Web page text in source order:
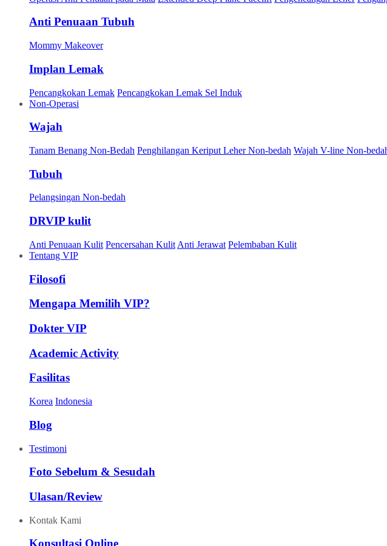
Anti Penuaan Tubuh
Mommy Makeover
Implan Lemak
Pencangkokan Lemak Pencangkokan Lemak Sel Induk
Non-Operasi
Wajah
Tanam Benang Non-Bedah Penghilangan Keriput Leher Non-bedah Wajah V-line Non-
Tubuh
Pelangsingan Non-bedah
DRVIP kulit
Anti Penuaan Kulit Pencersahan Kulit Anti Jerawat Pelembaban Kulit
Tentang VIP
Filosofi
Mengapa Memilih VIP?
Dokter VIP
Academic Activity
Fasilitas
Korea Indonesia
Blog
Testimoni
Foto Sebelum & Sesudah
Ulasan/Review
Kontak Kami